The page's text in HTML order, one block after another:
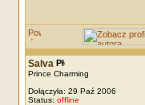
Salva
Prince Charming
Dołączyła: 29 Paź 2006
Status: offline